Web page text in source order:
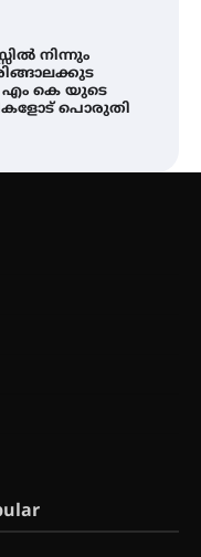
നിന്നും
എം കെ യുടെ
പൊരുതി